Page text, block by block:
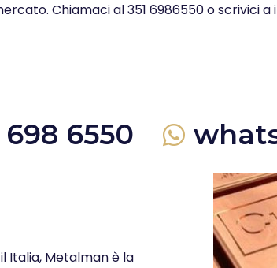
Chiamaci al 351 6986550 o scrivici
698 6550
Italia, Metalman è la